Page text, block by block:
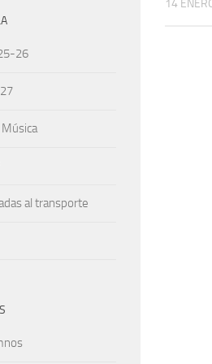
14
26
al transporte